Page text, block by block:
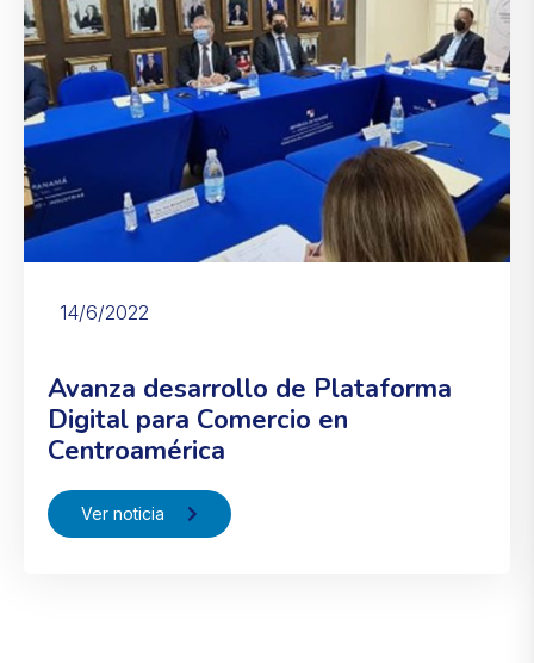
14/6/2022
Avanza desarrollo de Plataforma
Digital para Comercio en
Centroamérica
Ver noticia